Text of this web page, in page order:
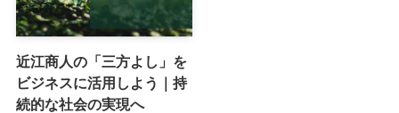
近江商人の「三方よし」を
ビジネスに活用しよう｜持
続的な社会の実現へ